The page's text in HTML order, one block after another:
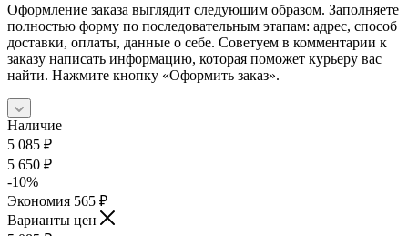
Оформление заказа выглядит следующим образом. Заполняете
полностью форму по последовательным этапам: адрес, способ
доставки, оплаты, данные о себе. Советуем в комментарии к
заказу написать информацию, которая поможет курьеру вас
найти. Нажмите кнопку «Оформить заказ».
Наличие
5 085 ₽
5 650 ₽
-10%
Экономия 565 ₽
Варианты цен